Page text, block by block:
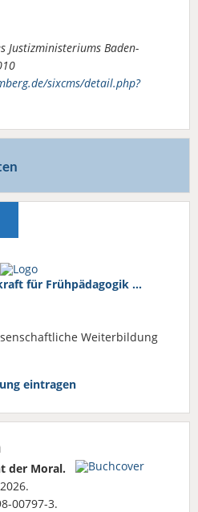
Justizministeriums Baden-
sixcms/detail.php?
für Frühpädagogik …
Weiterbildung
eintragen
der Moral.
00797-3.